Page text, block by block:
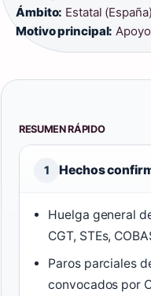
Ámbito: Estatal
Motivo principal:
RESUMEN RÁPIDO
1 Hechos
Huelga general
CGT, STEs,
Paros parciales
convocados por